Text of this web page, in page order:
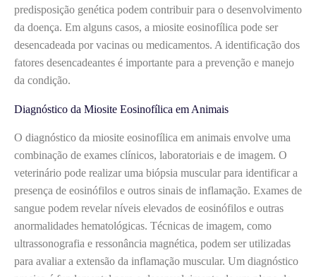
predisposição genética podem contribuir para o desenvolvimento
da doença. Em alguns casos, a miosite eosinofílica pode ser
desencadeada por vacinas ou medicamentos. A identificação dos
fatores desencadeantes é importante para a prevenção e manejo
da condição.
Diagnóstico da Miosite Eosinofílica em Animais
O diagnóstico da miosite eosinofílica em animais envolve uma
combinação de exames clínicos, laboratoriais e de imagem. O
veterinário pode realizar uma biópsia muscular para identificar a
presença de eosinófilos e outros sinais de inflamação. Exames de
sangue podem revelar níveis elevados de eosinófilos e outras
anormalidades hematológicas. Técnicas de imagem, como
ultrassonografia e ressonância magnética, podem ser utilizadas
para avaliar a extensão da inflamação muscular. Um diagnóstico